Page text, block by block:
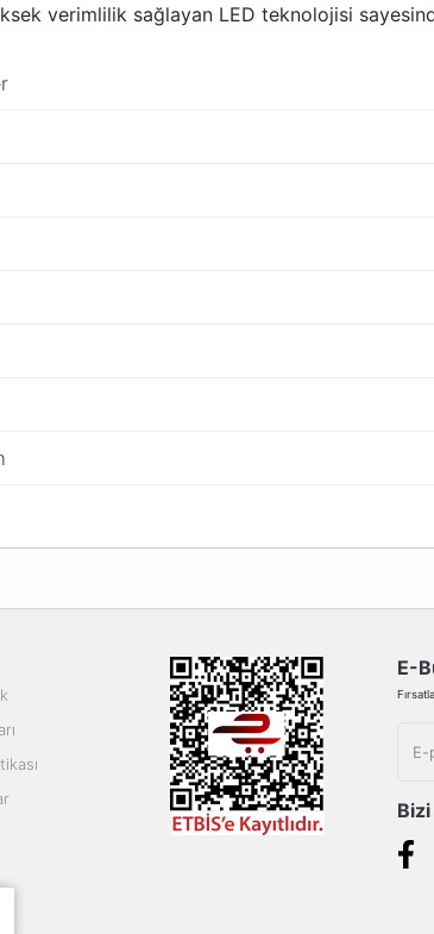
verimlilik sağlayan LED teknolojisi
E-